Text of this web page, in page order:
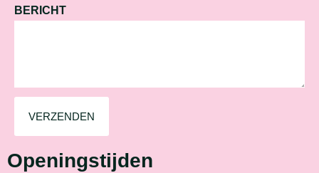
Openingstijden
BERICHT
VERZENDEN